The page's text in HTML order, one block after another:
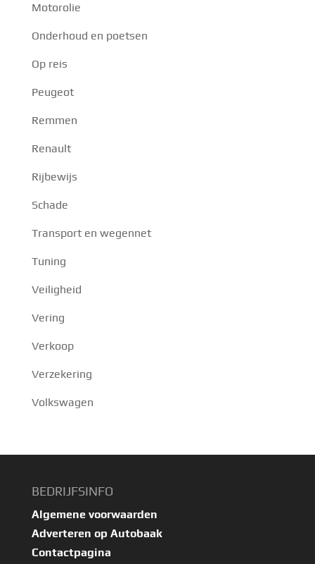
Motorolie
Onderhoud en poetsen
Op reis
Peugeot
Remmen
Renault
Rijbewijs
Schade
Transport en wegennet
Tuning
Veiligheid
Vering
Verkoop
Verzekering
Volkswagen
BEDRIJFSINFO
Algemene voorwaarden
Adverteren op Autobaak
Contactpagina